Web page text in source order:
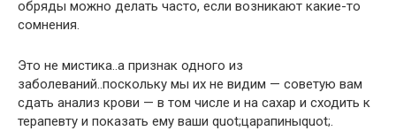
обряды можно делать часто, если возникают какие-то
сомнения.
Это не мистика..а признак одного из
заболеваний..поскольку мы их не видим — советую вам
сдать анализ крови — в том числе и на сахар и сходить к
терапевту и показать ему ваши quot;царапиныquot;.